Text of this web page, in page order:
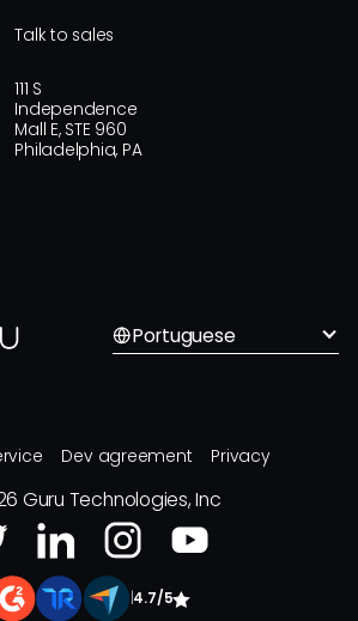
Talk to sales
111 S
Independence
Mall E, STE 960
Philadelphia, PA
Portuguese
Dev agreement Privacy
Guru Technologies, Inc
4.7/5